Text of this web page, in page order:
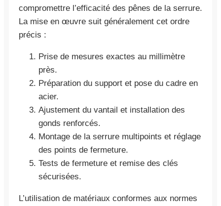
compromettre l’efficacité des pênes de la serrure.
La mise en œuvre suit généralement cet ordre
précis :
Prise de mesures exactes au millimètre
près.
Préparation du support et pose du cadre en
acier.
Ajustement du vantail et installation des
gonds renforcés.
Montage de la serrure multipoints et réglage
des points de fermeture.
Tests de fermeture et remise des clés
sécurisées.
L’utilisation de matériaux conformes aux normes